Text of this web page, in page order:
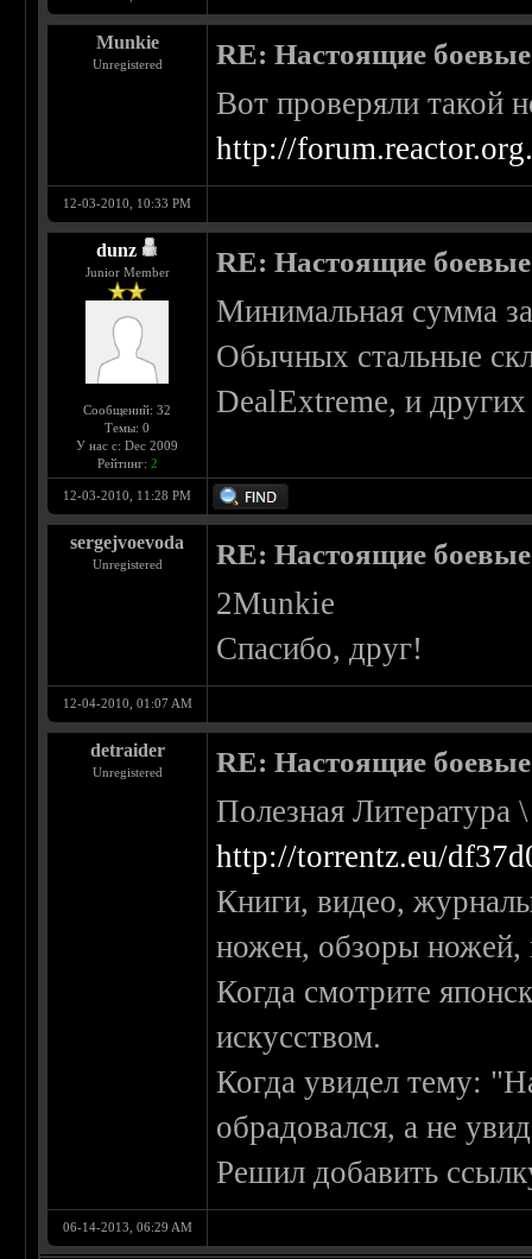
Munkie
Unregistered RE: Настоящие
Вот проверяли такой
http://
12-03-2010, 10:33 PM
dunz
Junior Member
Сообщений: 32
Темы: 0
У нас с: Dec 2009
Рейтинг: 2
RE: Настоящие
Минимальная сумма
Обычных стальные
DealExtreme, и других
12-03-2010, 11:28 PM
sergejvoevoda
Unregistered RE: Настоящие
2Munkie
Спасибо, друг!
12-04-2010, 01:07 AM
detraider
Unregistered RE: Настоящие
Полезная
http://torrentz.eu/
Книги, видео,
ножен, обзоры ножей,
Когда смотрите
искусством.
Когда увидел тему:
обрадовался, а не
Решил добавить
06-14-2013, 06:29 AM